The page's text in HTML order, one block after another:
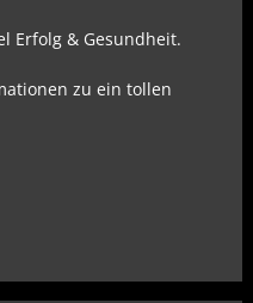
Erfolg & Gesundheit.
zu ein tollen